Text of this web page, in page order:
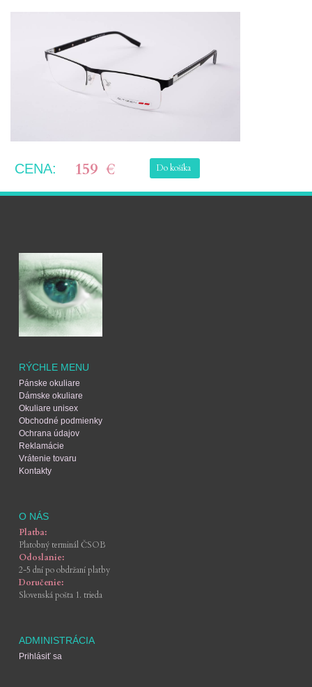
CENA: 159 € Do košíka
RÝCHLE MENU
Pánske okuliare
Dámske okuliare
Okuliare unisex
Obchodné podmienky
Ochrana údajov
Reklamácie
Vrátenie tovaru
Kontakty
O NÁS
Platba:
Platobný terminál ČSOB
Odoslanie:
2-5 dní po obdržaní platby
Doručenie:
Slovenská pošta 1. trieda
ADMINISTRÁCIA
Prihlásiť sa